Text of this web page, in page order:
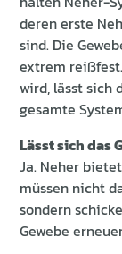
deren erste
sind. Die
extrem
wird, lässt sich
gesamte
Lässt sich das
Ja. Neher
müssen nicht
sondern
Gewebe